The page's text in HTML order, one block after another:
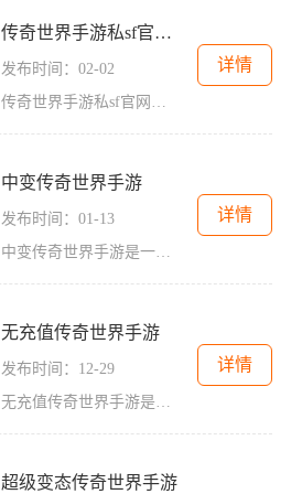
传奇世界手游私sf官网微变
发布时间：02-02
传奇世界手游私sf官网微变《传奇世界手游私sf官网微变》是一款以经典端游《传奇世界》IP为基础，经过优化调整而成的手机游戏。作为一款传奇题材的手游，它凭借独特的玩法和精心
详情
中变传奇世界手游
发布时间：01-13
中变传奇世界手游是一款热门的手机游戏，它延续了传奇系列经典的玩法和情节，让玩家能够在手机上尽情享受热血战斗的乐趣。本文将详细介绍中变传奇世界手游的具体玩法内容。中
详情
无充值传奇世界手游
发布时间：12-29
无充值传奇世界手游是一款广受玩家喜爱的即时战斗手机游戏，具有丰富的游戏内容和独特的玩法。游戏为玩家提供了精彩刺激的冒险世界，让玩家可以体验到原汁原味的传奇游戏乐趣
详情
超级变态传奇世界手游